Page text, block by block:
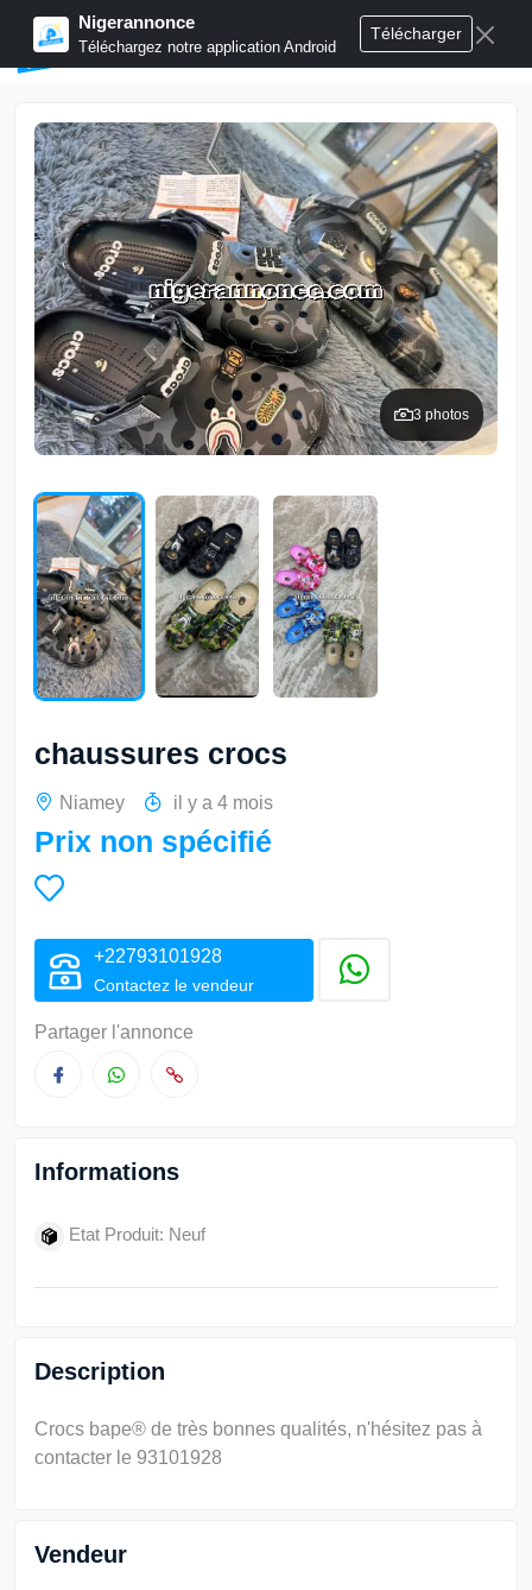
Nigerannonce
Téléchargez notre application Android
Télécharger
Publier annonces
3 photos
chaussures crocs
Niamey il y a 4 mois
Prix non spécifié
+22793101928
Contactez le vendeur
Partager l'annonce
Informations
Etat Produit: Neuf
Description
Crocs bape®️ de très bonnes qualités, n'hésitez pas à
contacter le 93101928
Vendeur